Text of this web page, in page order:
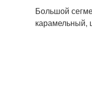
Большой
карамельный,